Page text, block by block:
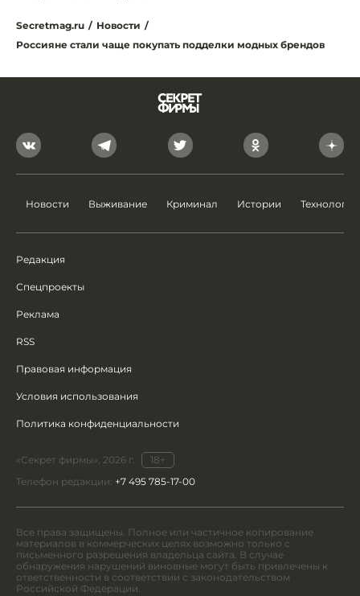
Secretmag.ru / Новости /
Россияне стали чаще покупать подделки модных брендов
Новости Выживание Криминал Истории Технологии
Редакция
Спецпроекты
Реклама
RSS
Правовая информация
Условия использования
Политика конфиденциальности
«Секрет фирмы», 2026 г.
18+
Телефон редакции: +7 495 785-17-00
Все права защищены. Полное или частичное копирование
материалов в коммерческих целях возможно только с
письменного разрешения владельца сайта. В случае
обнаружения нарушений виновные могут быть привлечены к
ответственности в соответствии с законодательством
Российской Федерации.